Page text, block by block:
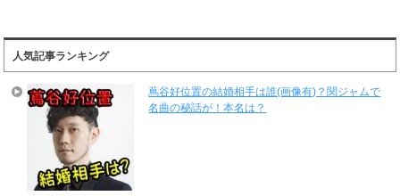
人気記事ランキング
蔦谷好位置の結婚相手は誰(画像有)？関ジャムで
名曲の秘話が！本名は？